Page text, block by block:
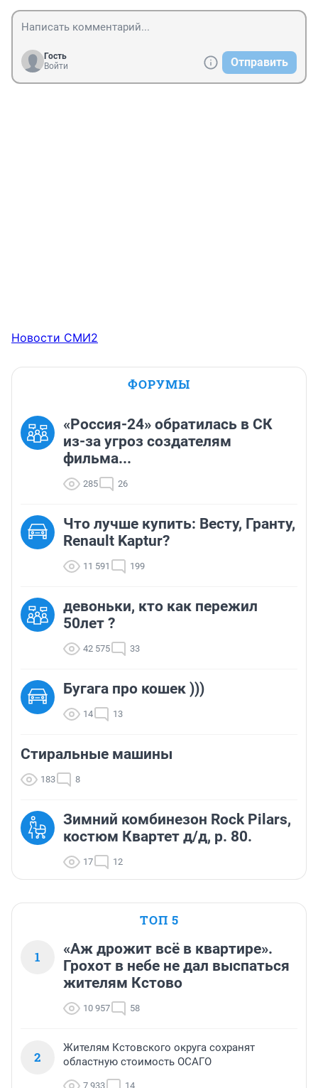
Гость
Войти
Отправить
Новости СМИ2
ФОРУМЫ
«Россия-24» обратилась в СК
из-за угроз создателям
фильма...
285 26
Что лучше купить: Весту, Гранту,
Renault Kaptur?
11 591 199
девоньки, кто как пережил
50лет ?
42 575 33
Бугага про кошек )))
14 13
Стиральные машины
183 8
Зимний комбинезон Rock Pilars,
костюм Квартет д/д, р. 80.
17 12
ТОП 5
1
«Аж дрожит всё в квартире».
Грохот в небе не дал выспаться
жителям Кстово
10 957 58
2
Жителям Кстовского округа сохранят
областную стоимость ОСАГО
7 933 14